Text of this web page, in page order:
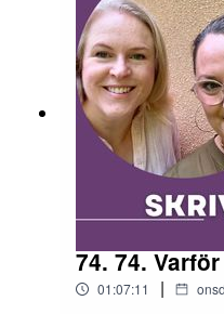
74. 74.
01:07:11 |